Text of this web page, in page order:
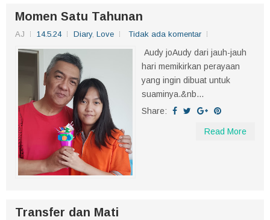
Momen Satu Tahunan
AJ 14.5.24 Diary, Love Tidak ada komentar
Audy joAudy dari jauh-jauh
hari memikirkan perayaan
yang ingin dibuat untuk
suaminya.&nb...
Share:
Read More
Transfer dan Mati